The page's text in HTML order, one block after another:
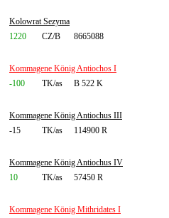
Kolowrat Sezyma
1220
CZ/B 8665088
Kommagene König Antiochos I
-100
TK/as B 522 K
Kommagene König Antiochus III
-15
TK/as 114900 R
Kommagene König Antiochus IV
10
TK/as 57450 R
Kommagene König Mithridates I